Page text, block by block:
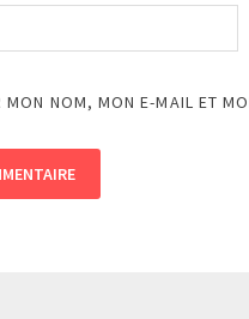
MON NOM, MON E-MAIL ET